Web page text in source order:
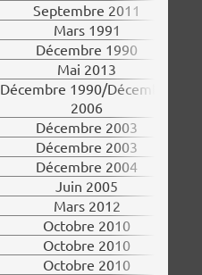
Septembre 2011
Mars 1991
Décembre 1990
Mai 2013
Décembre 1990/Décembre
2006
Décembre 2003
Décembre 2003
Décembre 2004
Juin 2005
Mars 2012
Octobre 2010
Octobre 2010
Octobre 2010